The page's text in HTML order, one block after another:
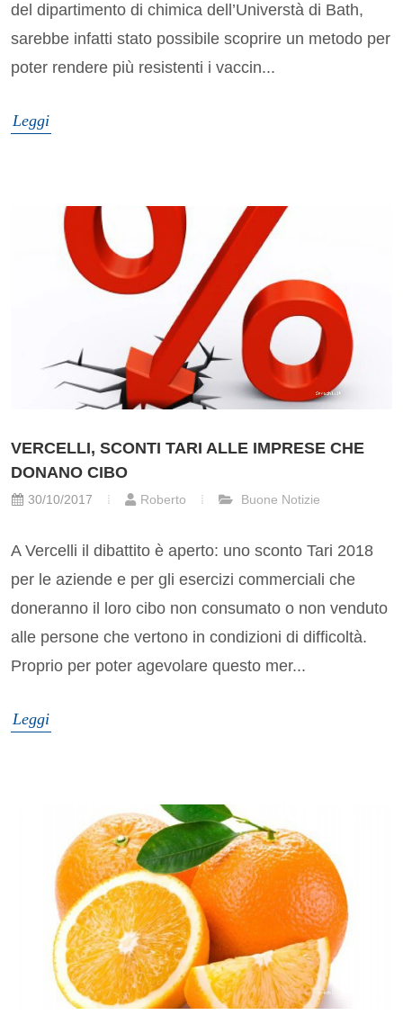
del dipartimento di chimica dell’Universtà di Bath,
sarebbe infatti stato possibile scoprire un metodo per
poter rendere più resistenti i vaccin...
Leggi
VERCELLI, SCONTI TARI ALLE IMPRESE CHE
DONANO CIBO
30/10/2017 Roberto Buone Notizie
A Vercelli il dibattito è aperto: uno sconto Tari 2018
per le aziende e per gli esercizi commerciali che
doneranno il loro cibo non consumato o non venduto
alle persone che vertono in condizioni di difficoltà.
Proprio per poter agevolare questo mer...
Leggi